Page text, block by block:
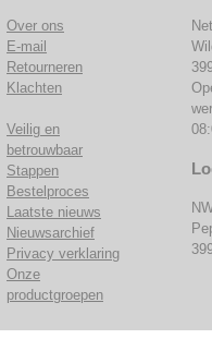
Over ons
E-mail
Retourneren
Klachten
Veilig en
betrouwbaar
Stappen
Bestelproces
Laatste nieuws
Nieuwsarchief
Privacy verklaring
Onze
productgroepen